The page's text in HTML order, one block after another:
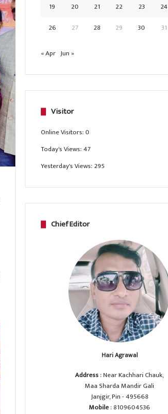
19 20 21 22 23 24
26
27 28 29 30 31
« Apr Jun »
Visitor
Online Visitors:0
Today's Views:47
Yesterday's Views: 295
Chief Editor
Hari Agrawal
Address: Near Kachhari Chauk,
Maa Sharda Mandir Gali
Janjgir, Pin - 495668
Mobile: 8109604536